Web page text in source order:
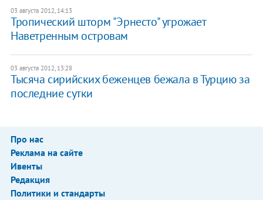
03 августа 2012, 14:13
Тропический шторм "Эрнесто" угрожает
Наветренным островам
03 августа 2012, 13:28
Тысяча сирийских беженцев бежала в Турцию за
последние сутки
Про нас
Реклама на сайте
Ивенты
Редакция
Политики и стандарты